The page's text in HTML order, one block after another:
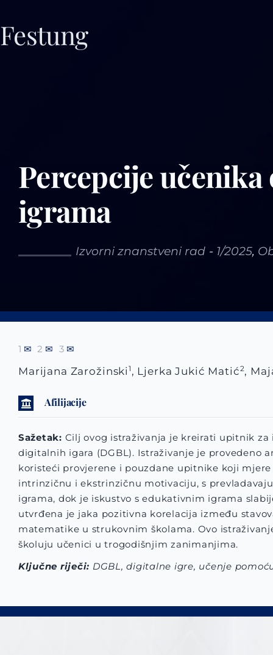
content
Festung
Percepcije
igrama
Izvorni znanstveni rad - 1/2025,
1 ✉ 2 ✉ 3 ✉
Marijana Zarožinski 1 , Ljerka Jukić Matić2,
Afilijacije
Sažetak: Cilj ovog istraživanja je kreirati upitnik
digitalnih igara (DGBL). Istraživanje je provedeno
koristeći provjerene i pouzdane upitnike koji
intrinzičnu i ekstrinzičnu motivaciju, s
igrama, dok je iskustvo s edukativnim igrama
utvrđena je jaka pozitivna korelacija između
matematike u strukovnim školama. Ovo
školuju učenici u trogodišnjim zanimanjima.
Ključne riječi: DGBL, digitalne igre, učenje